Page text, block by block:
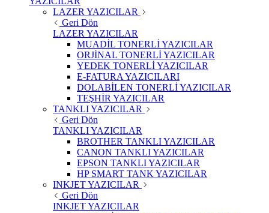
LAZER YAZICILAR
Geri Dön
LAZER YAZICILAR
MUADİL TONERLİ YAZICILAR
ORJİNAL TONERLİ YAZICILAR
YEDEK TONERLİ YAZICILAR
E-FATURA YAZICILARI
DOLABİLEN TONERLİ YAZICILAR
TEŞHİR YAZICILAR
TANKLI YAZICILAR
Geri Dön
TANKLI YAZICILAR
BROTHER TANKLI YAZICILAR
CANON TANKLI YAZICILAR
EPSON TANKLI YAZICILAR
HP SMART TANK YAZICILAR
INKJET YAZICILAR
Geri Dön
INKJET YAZICILAR